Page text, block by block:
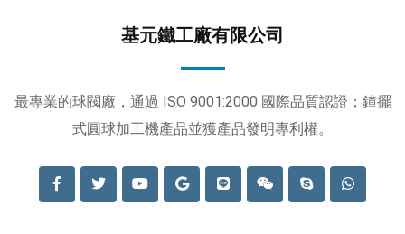
基元鐵工廠有限公司
最專業的球閥廠，通過 ISO 9001:2000 國際品質認證；鐘擺
式圓球加工機產品並獲產品發明專利權。